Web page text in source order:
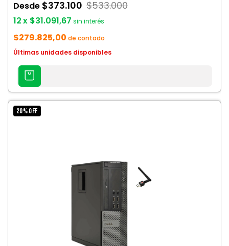
Desde $373.100 $533.000
12x $31.091,67 sin interés
$279.825,00 de contado
Últimas unidades disponibles
AGREGAR
CARRITO
20%OFF